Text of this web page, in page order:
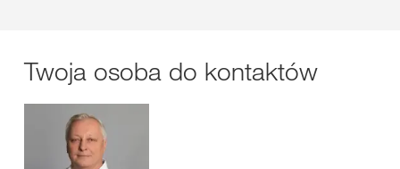
Twoja osoba do kontaktów